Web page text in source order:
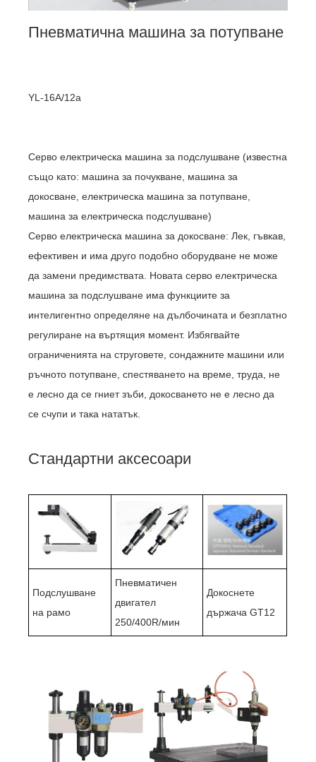
Пневматична машина за потупване
YL-16A/12a
Серво електрическа машина за подслушване (известна
също като: машина за почукване, машина за
докосване, електрическа машина за потупване,
машина за електрическа подслушване)
Серво електрическа машина за докосване: Лек, гъвкав,
ефективен и има друго подобно оборудване не може
да замени предимствата. Новата серво електрическа
машина за подслушване има функциите за
интелигентно определяне на дълбочината и безплатно
регулиране на въртящия момент. Избягвайте
ограниченията на струговете, сондажните машини или
ръчното потупване, спестяването на време, труда, не
е лесно да се гниет зъби, докосването не е лесно да
се счупи и така нататък.
Стандартни аксесоари
Подслушване
на рамо
Пневматичен
двигател
250/400R/мин
Докоснете
държача GT12